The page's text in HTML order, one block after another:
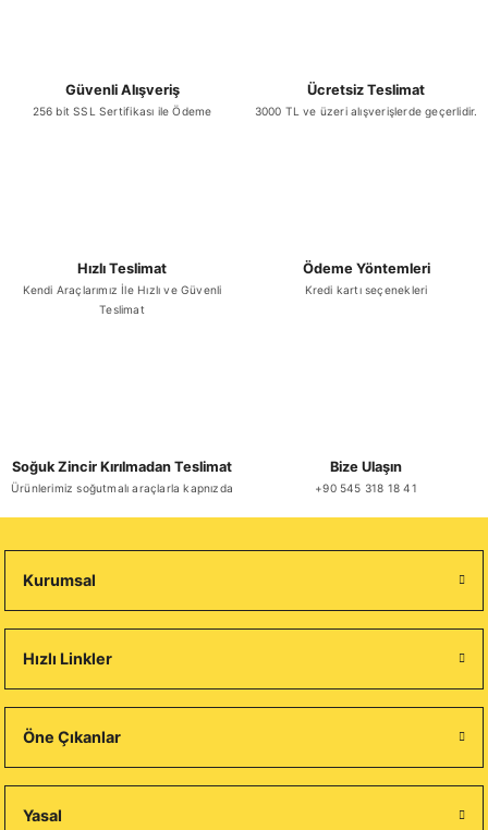
Güvenli Alışveriş
256 bit SSL Sertifikası ile Ödeme
Ücretsiz Teslimat
3000 TL ve üzeri alışverişlerde geçerlidir.
Hızlı Teslimat
Kendi Araçlarımız İle Hızlı ve Güvenli
Teslimat
Ödeme Yöntemleri
Kredi kartı seçenekleri
Soğuk Zincir Kırılmadan Teslimat
Ürünlerimiz soğutmalı araçlarla kapnızda
Bize Ulaşın
+90 545 318 18 41
Kurumsal
Hızlı Linkler
Öne Çıkanlar
Yasal